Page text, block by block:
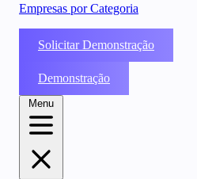
Empresas por Categoria
Solicitar Demonstração
Demonstração
Menu